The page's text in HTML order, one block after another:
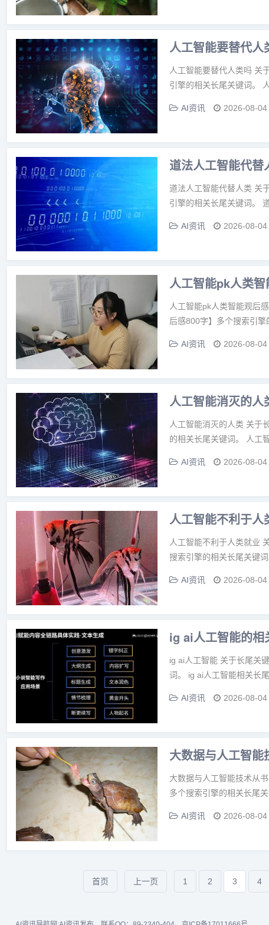
人工智能要替代人
人工智能要替代人类吗 关
引擎的相关长尾关键词。
AI资讯 2026-08-04
道法人工智能代
道法人工智能代替人类 关
引擎的相关长尾关键词。
AI资讯 2026-08-04
人工智能pk人类
人工智能pk人类智能观后
后感800字】多个搜索引擎
AI资讯 2026-08-04
人工智能消灭的人
人工智能消灭的人类 关于
的相关长尾关键词。 人工
AI资讯 2026-08-04
人工智能不利于人
人工智能不利于人类就业
搜索引擎的相关长尾关键
AI资讯 2026-08-04
ig ai人工智能的相
ig ai人工智能 关于长尾关
词。 ig ai人工智能相关长
AI资讯 2026-08-04
大数据与人工智
大数据与人工智能技术从
多个搜索引擎的相关长尾
AI资讯 2026-08-04
首页 上一页 1 2 3 4